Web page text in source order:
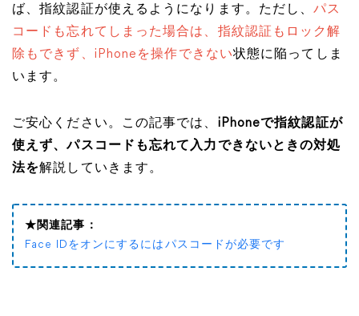
ば、指紋認証が使えるようになります。ただし、パス
コードも忘れてしまった場合は、指紋認証もロック解
除もできず、iPhoneを操作できない状態に陥ってしま
います。
ご安心ください。この記事では、 iPhoneで指紋認証が
使えず、パスコードも忘れて入力できないときの対処
法を解説していきます。
★関連記事：
Face IDをオンにするにはパスコードが必要です